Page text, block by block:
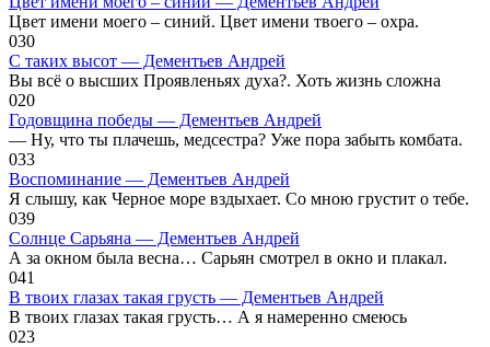
Цвет имени моего – синий. Цвет имени твоего – охра.
030
С таких высот — Дементьев Андрей
Вы всё о высших Проявленьях духа?. Хоть жизнь сложна
020
Годовщина победы — Дементьев Андрей
— Ну, что ты плачешь, медсестра? Уже пора забыть комбата.
033
Воспоминание — Дементьев Андрей
Я слышу, как Черное море вздыхает. Со мною грустит о тебе.
039
Солнце Сарьяна — Дементьев Андрей
А за окном была весна… Сарьян смотрел в окно и плакал.
041
В твоих глазах такая грусть — Дементьев Андрей
В твоих глазах такая грусть… А я намеренно смеюсь
023